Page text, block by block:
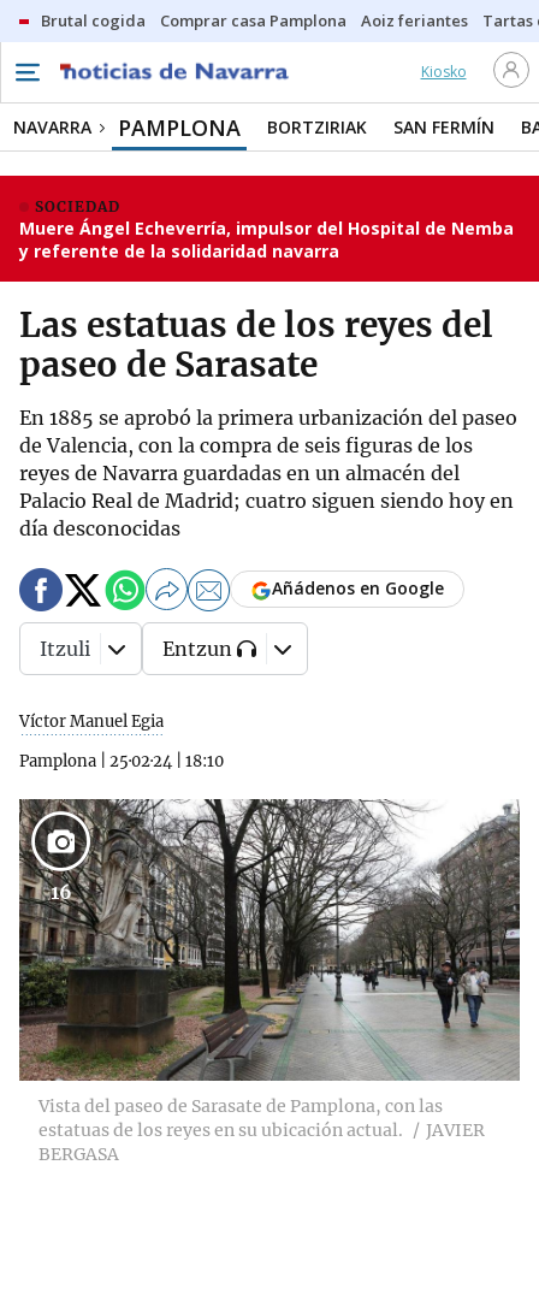
Brutal cogida Comprar casa Pamplona Aoiz feriantes Tartas
Kiosko
NAVARRA PAMPLONA BORTZIRIAK SAN FERMÍN
SOCIEDAD
Muere Ángel Echeverría, impulsor del Hospital de Nemba
y referente de la solidaridad navarra
Las estatuas de los reyes del
paseo de Sarasate
En 1885 se aprobó la primera urbanización del paseo
de Valencia, con la compra de seis figuras de los
reyes de Navarra guardadas en un almacén del
Palacio Real de Madrid; cuatro siguen siendo hoy en
día desconocidas
Víctor Manuel Egia
Pamplona
25·02·24 18:10
Añádenos en Google
Itzuli Entzun
16
Vista del paseo de Sarasate de Pamplona, con las
estatuas de los reyes en su ubicación actual.
JAVIER
BERGASA